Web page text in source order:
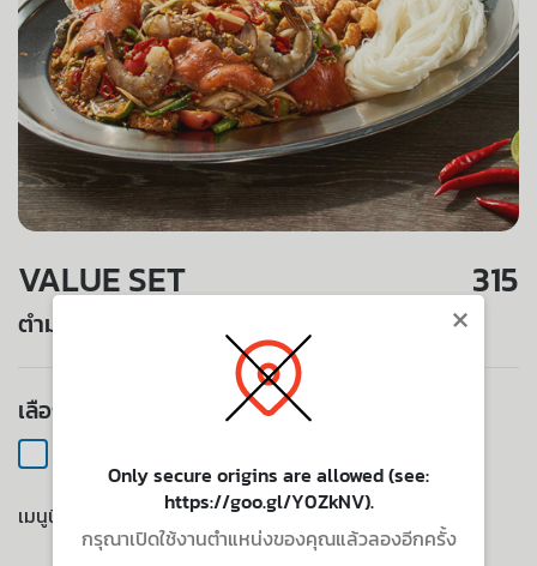
VALUE SET 315
ตำมาเฟียไฮโซ (S)
เลือก 1 เมนู
เมนูนี้ไม่มีบริการจัดส่งไปยังที่อยู่ของคุณ
×
Only secure origins are allowed (see:
https://goo.gl/Y0ZkNV).
กรุณาเปิดใช้งานตำแหน่งของคุณแล้วลองอีกครั้ง